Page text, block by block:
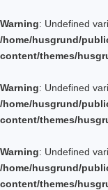
Warning: Undefined
/home/husgrund/
content/themes/
Warning: Undefined
/home/husgrund/
content/themes/
Warning: Undefined
/home/husgrund/
content/themes/